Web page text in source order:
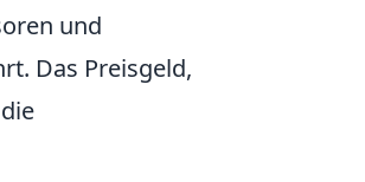
und
Das Preisgeld,